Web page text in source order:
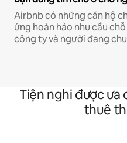
Airbnb có những căn hộ
ứng hoàn hảo nhu cầu
công ty và người đang
Tiện nghi được ưa
thuê